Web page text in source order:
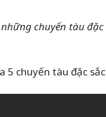
những chuyến tàu
5 chuyến tàu đặc